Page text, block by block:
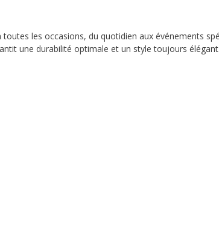
les occasions, du quotidien aux événements
une durabilité optimale et un style toujours élégant.